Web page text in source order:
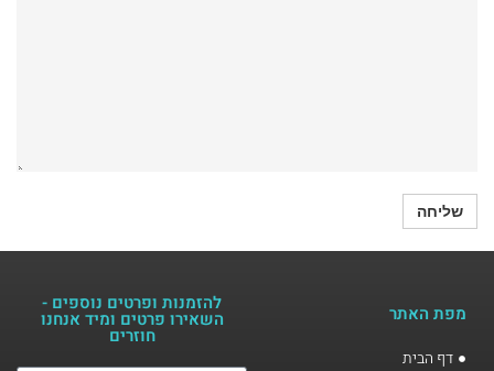
מפת האתר
דף הבית
להזמנות ופרטים נוספים -
השאירו פרטים ומיד אנחנו
חוזרים​